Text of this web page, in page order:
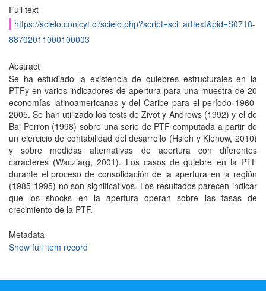
Full text
https://scielo.conicyt.cl/scielo.php?script=sci_arttext&pid=S0718-
88702011000100003
Abstract
Se ha estudiado la existencia de quiebres estructurales en la
PTFy en varios indicadores de apertura para una muestra de 20
economías latinoamericanas y del Caribe para el período 1960-
2005. Se han utilizado los tests de Zivot y Andrews (1992) y el de
Bai Perron (1998) sobre una serie de PTF computada a partir de
un ejercicio de contabilidad del desarrollo (Hsieh y Klenow, 2010)
y sobre medidas alternativas de apertura con diferentes
caracteres (Wacziarg, 2001). Los casos de quiebre en la PTF
durante el proceso de consolidación de la apertura en la región
(1985-1995) no son significativos. Los resultados parecen indicar
que los shocks en la apertura operan sobre las tasas de
crecimiento de la PTF.
Metadata
Show full item record